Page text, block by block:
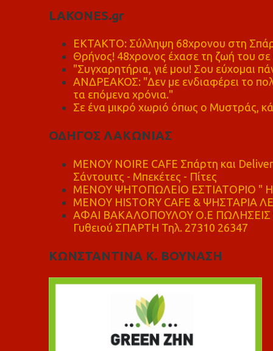
LAKONES.gr
ΕΚΤΑΚΤΟ: Σύλληψη 68χρονου στη
Θρήνος! 48χρονος έχασε τη ζωή του
"Συγχαρητήρια, γιέ μου! Σου εύχομαι
ΑΝΔΡΕΑΚΟΣ: "Δεν με ενδιαφέρει το
τα επόμενα χρόνια."
Σε ένα μικρό χωριό όπως ο Μυστράς,
ΟΔΗΓΟΣ ΛΑΚΩΝΙΑΣ
MENOY NOIRE CAFE Σπάρτη και
Σάντουιτς - Μπεκέτες - Πίτες
ΜΕΝΟΥ ΨΗΤΟΠΩΛΕΙΟ ΕΣΤΙΑΤΟΡΙΟ "
ΜΕΝΟΥ HISTORY CAFE & ΨΗΣΤΑΡΙΑ
ΑΦΑΙ ΒΑΚΑΛΟΠΟΥΛΟΥ Ο.Ε ΠΩΛΗΣΕΙΣ
Γυθειού ΣΠΑΡΤΗ Τηλ. 27310 26347
ΚΩΝΣΤΑΝΤΙΝΑ Κ. ΒΟΥΝΑΣΗ